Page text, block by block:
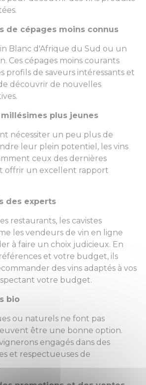
de cépages moins connus
Blanc d'Afrique du Sud ou un
Ces cépages moins courants
profils de saveurs intéressants et
découvrir de nouvelles
plus jeunes
nécessiter un peu plus de
leur plein potentiel, les vins
ceux des dernières
offrir un excellent rapport
des experts
restaurants, les cavistes
les vendeurs de vin en ligne
à faire un choix judicieux. En
et votre budget, ils
des vins adaptés à vos
votre budget.
bio
ou naturels ne font pas
être une bonne option.
engagés dans des
et respectueuses de